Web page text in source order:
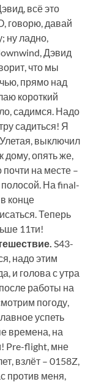
всё это
говорю, давай
ну ладно,
Дэвид
что мы
прямо над
короткий
садимся. Надо
садиться! Я
выключил
дому, опять же,
почти на месте –
полосой. На final-
конце
Теперь
11ти!
S43-
надо этим
и голова с утра
работы на
погоду,
успеть
времена, на
Pre-flight, мне
взлёт – 0158Z,
против меня,